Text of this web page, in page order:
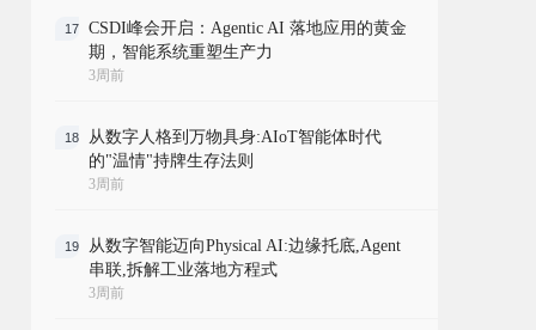
17
CSDI峰会开启：Agentic AI 落地应用的黄金
期，智能系统重塑生产力
3周前
18
从数字人格到万物具身:AIoT智能体时代
的"温情"持牌生存法则
3周前
19
从数字智能迈向Physical AI:边缘托底,Agent
串联,拆解工业落地方程式
3周前